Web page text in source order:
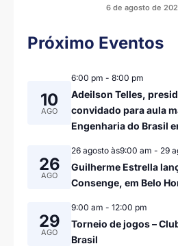
6 de agosto de
Próximo Eventos
AGO
10
6:00 pm - 8:00 pm
Adeilson Telles,
convidado para aula
Engenharia do Brasil
AGO
26
26 agosto às9:00 am - 29
Guilherme Estrella
Consenge, em Belo
AGO
29
9:00 am - 12:00 pm
Torneio de jogos –
Brasil